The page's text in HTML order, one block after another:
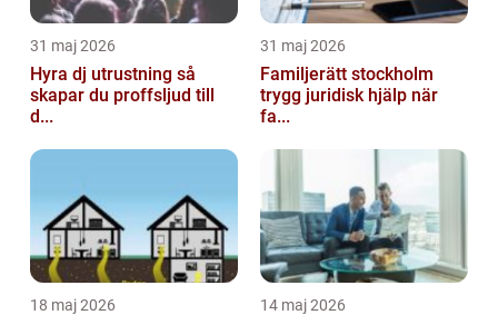
31 maj 2026
Hyra dj utrustning så
skapar du proffsljud till
d...
31 maj 2026
Familjerätt stockholm
trygg juridisk hjälp när
fa...
18 maj 2026 14 maj 2026